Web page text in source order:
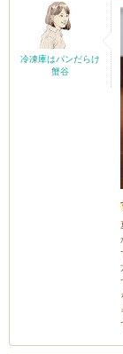
冷凍庫はパンだらけ
蟹谷